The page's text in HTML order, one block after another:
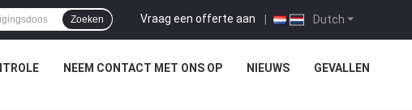
Dutch
Vraag een offerte aan |
Zoeken
NEEM CONTACT MET ONS OP NIEUWS GEVALLEN